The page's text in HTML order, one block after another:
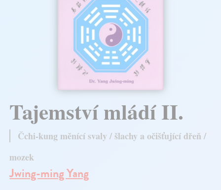
Tajemství mládí II.
Čchi-kung měnící svaly / šlachy a očišťující dřeň /
mozek
Jwing-ming Yang